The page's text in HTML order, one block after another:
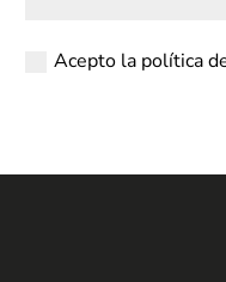
Acepto la política